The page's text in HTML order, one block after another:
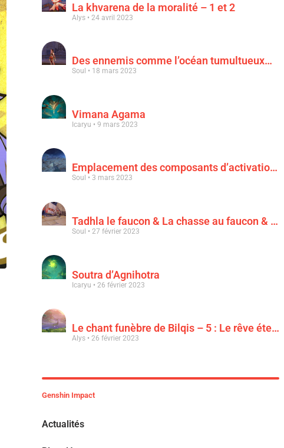
La khvarena de la moralité – 1 et 2
Alys 24 avril 2023
Des ennemis comme l’océan tumultueux…
Soul 18 mars 2023
Vimana Agama
Icaryu 9 mars 2023
Emplacement des composants d’activation & « Au clair de la lune rouge sang »
Soul 3 mars 2023
Tadhla le faucon & La chasse au faucon & Le faucon déchu
Soul 27 février 2023
Soutra d’Agnihotra
Icaryu 26 février 2023
Le chant funèbre de Bilqis – 5 : Le rêve éternel d’une luxuriance épanouie
Alys 26 février 2023
Genshin Impact
Actualités